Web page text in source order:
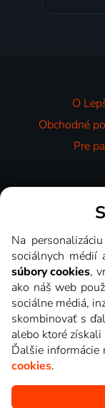
O
Obchodné
Pre
Copyright ©
Na
sociálnych médií
súbory cookies,
ako náš web
sociálne médiá,
skombinovať s
alebo ktoré
Ďalšie informácie
cookies.